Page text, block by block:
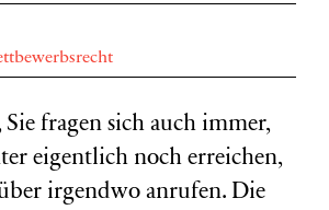
Sie fragen sich auch immer,
eigentlich noch erreichen,
irgendwo anrufen. Die